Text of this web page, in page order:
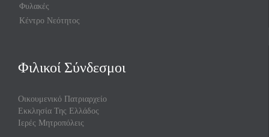
Φυλακές
Κέντρο Νεότητος
Φιλικοί Σύνδεσμοι
Οικουμενικό Πατριαρχείο
Εκκλησία Της Ελλάδος
Ιερές Μητροπόλεις